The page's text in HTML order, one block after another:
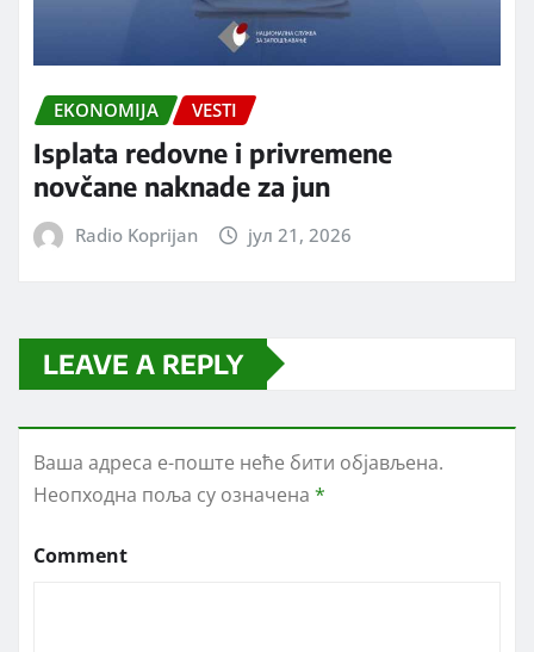
EKONOMIJA VESTI
Isplata redovne i privremene
novčane naknade za jun
Radio Koprijan јул 21, 2026
LEAVE A REPLY
Ваша адреса е-поште неће бити објављена.
Неопходна поља су означена *
Comment